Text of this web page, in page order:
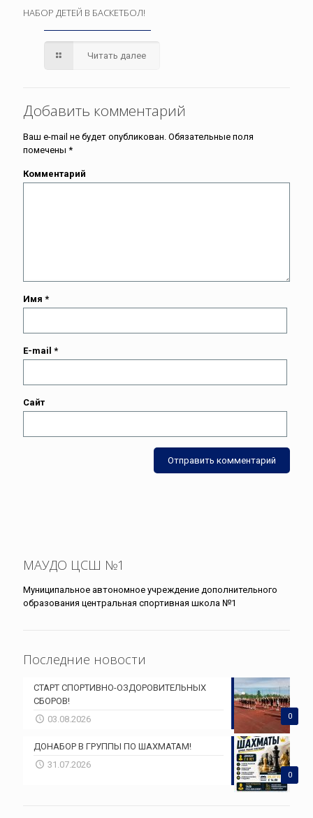
НАБОР ДЕТЕЙ В БАСКЕТБОЛ!
Читать далее
Добавить комментарий
Ваш e-mail не будет опубликован. Обязательные поля
помечены *
Комментарий
Имя *
E-mail *
Сайт
МАУДО ЦСШ №1
Муниципальное автономное учреждение дополнительного
образования центральная спортивная школа №1
Последние новости
0
СТАРТ СПОРТИВНО-ОЗДОРОВИТЕЛЬНЫХ
СБОРОВ!
03.08.2026
0
ДОНАБОР В ГРУППЫ ПО ШАХМАТАМ!
31.07.2026